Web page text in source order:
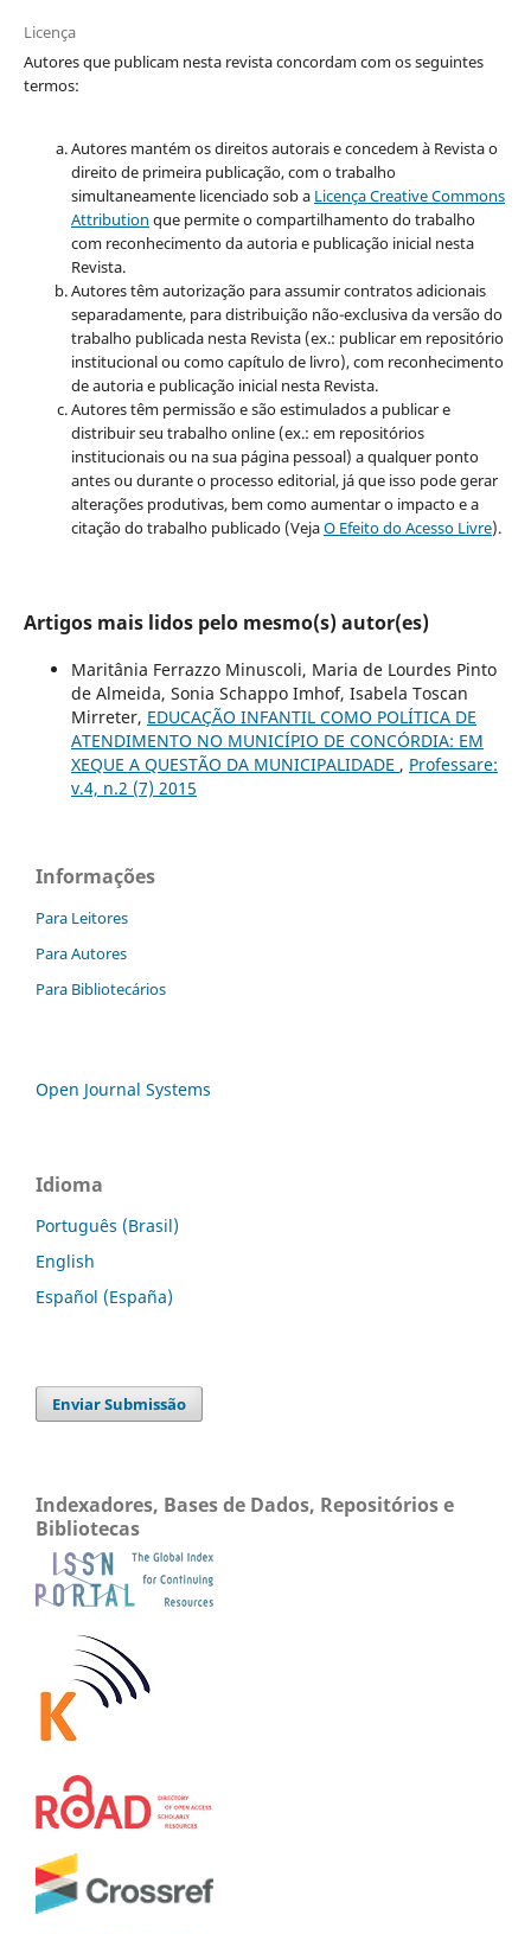
Licença
Autores que publicam nesta revista concordam com os seguintes
termos:
Autores mantém os direitos autorais e concedem à Revista o
direito de primeira publicação, com o trabalho
simultaneamente licenciado sob a Licença Creative Commons
Attribution que permite o compartilhamento do trabalho
com reconhecimento da autoria e publicação inicial nesta
Revista.
Autores têm autorização para assumir contratos adicionais
separadamente, para distribuição não-exclusiva da versão do
trabalho publicada nesta Revista (ex.: publicar em repositório
institucional ou como capítulo de livro), com reconhecimento
de autoria e publicação inicial nesta Revista.
Autores têm permissão e são estimulados a publicar e
distribuir seu trabalho online (ex.: em repositórios
institucionais ou na sua página pessoal) a qualquer ponto
antes ou durante o processo editorial, já que isso pode gerar
alterações produtivas, bem como aumentar o impacto e a
citação do trabalho publicado (VejaO Efeito do Acesso Livre).
Artigos mais lidos pelo mesmo(s) autor(es)
Maritânia Ferrazzo Minuscoli, Maria de Lourdes Pinto
de Almeida, Sonia Schappo Imhof, Isabela Toscan
Mirreter, EDUCAÇÃO INFANTIL COMO POLÍTICA DE
ATENDIMENTO NO MUNICÍPIO DE CONCÓRDIA: EM
XEQUE A QUESTÃO DA MUNICIPALIDADE , Professare:
v.4, n.2 (7) 2015
Informações
Para Leitores
Para Autores
Para Bibliotecários
Open Journal Systems
Idioma
Português (Brasil)
English
Español (España)
Enviar Submissão
Indexadores, Bases de Dados, Repositórios e
Bibliotecas